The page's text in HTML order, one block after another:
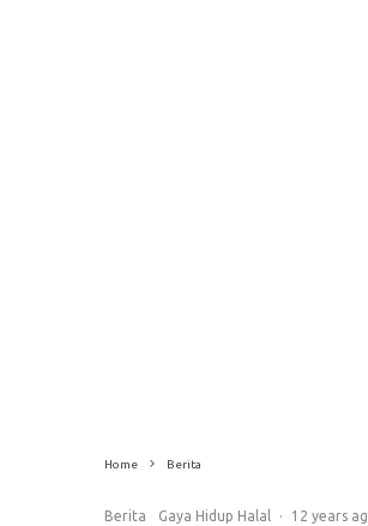
Home Berita
Berita Gaya Hidup Halal · 12 years